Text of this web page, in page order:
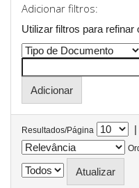
Adicionar filtros:
Utilizar filtros para refinar
Resultados/Página |